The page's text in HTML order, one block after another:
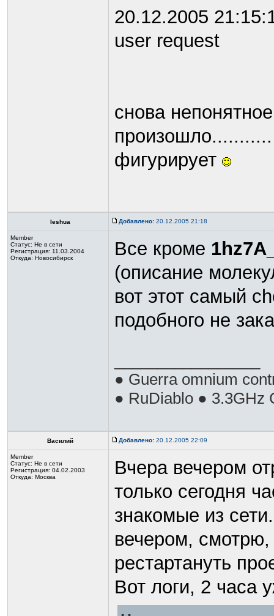
20.12.2005
user request
снова
фигурирует
Ieshua Добавлено: 20.12.2005 21:18
Member
Статус: Не в сети
Регистрация: 11.03.2004
Откуда: Новосибирск
Все кроме
(описание
вот этот самый
подобного не
● Guerra omnium
● RuDiablo ● 3.3GHz
Василий Добавлено: 20.12.2005 22:09
Member
Статус: Не в сети
Регистрация: 04.02.2003
Откуда: Москва
Вчера вечером
только сегодня
знакомые из
вечером,
рестартануть
Вот логи, 2 часа